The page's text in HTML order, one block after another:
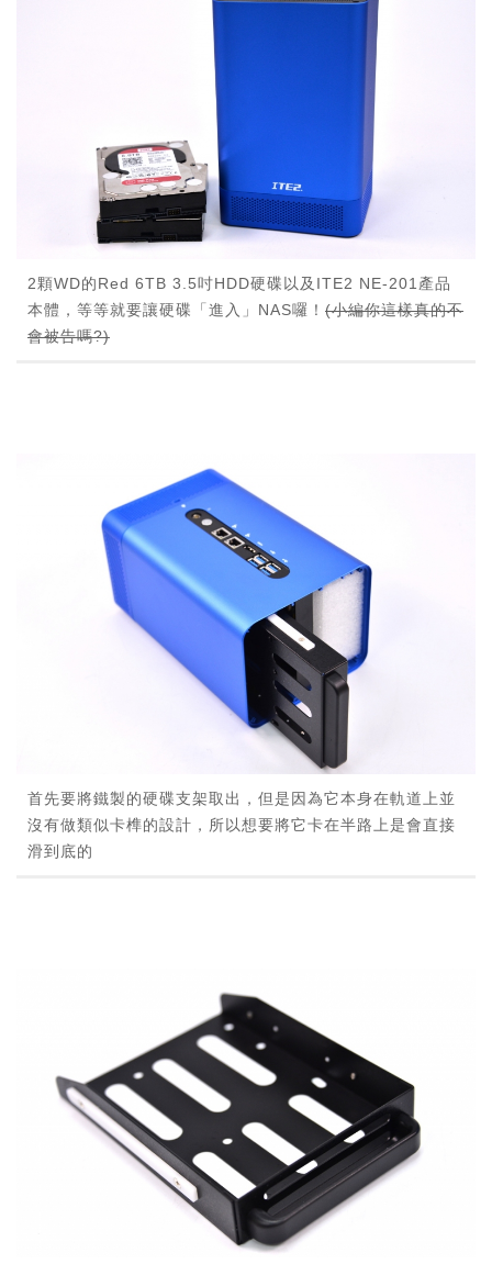
2顆WD的Red 6TB 3.5吋HDD硬碟以及ITE2 NE-201產品
本體，等等就要讓硬碟「進入」NAS囉！ (小編你這樣真的不
會被告嗎?)
首先要將鐵製的硬碟支架取出，但是因為它本身在軌道上並
沒有做類似卡榫的設計，所以想要將它卡在半路上是會直接
滑到底的